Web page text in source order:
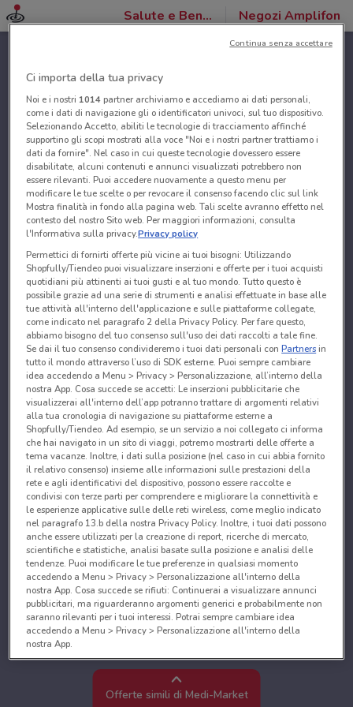
Salute e Benessere Negozi Amplifon
Offerte simili di Medi-Market
Ci importa della tua privacy
Noi e i nostri 1014partner archiviamo e accediamo ai dati personali,
come i dati di navigazione gli o identificatori univoci, sul tuo dispositivo.
Selezionando Accetto, abiliti le tecnologie di tracciamento affinché
supportino gli scopi mostrati alla voce "Noi e i nostri partner trattiamo i
dati da fornire". Nel caso in cui queste tecnologie dovessero essere
disabilitate, alcuni contenuti e annunci visualizzati potrebbero non
essere rilevanti. Puoi accedere nuovamente a questo menu per
modificare le tue scelte o per revocare il consenso facendo clic sul link
Mostra finalità in fondo alla pagina web. Tali scelte avranno effetto nel
contesto del nostro Sito web. Per maggiori informazioni, consulta
l'Informativa sulla privacy.Privacy policy
Permettici di fornirti offerte più vicine ai tuoi bisogni: Utilizzando
Shopfully/Tiendeo puoi visualizzare inserzioni e offerte per i tuoi acquisti
quotidiani più attinenti ai tuoi gusti e al tuo mondo. Tutto questo è
possibile grazie ad una serie di strumenti e analisi effettuate in base alle
tue attività all'interno dell'applicazione e sulle piattaforme collegate,
come indicato nel paragrafo 2 della Privacy Policy. Per fare questo,
abbiamo bisogno del tuo consenso sull'uso dei dati raccolti a tale fine.
Se dai il tuo consenso condivideremo i tuoi dati personali conPartnersin
tutto il mondo attraverso l’uso di SDK esterne. Puoi sempre cambiare
idea accedendo a Menu > Privacy > Personalizzazione, all’interno della
nostra App. Cosa succede se accetti: Le inserzioni pubblicitarie che
visualizzerai all'interno dell’app potranno trattare di argomenti relativi
alla tua cronologia di navigazione su piattaforme esterne a
Shopfully/Tiendeo. Ad esempio, se un servizio a noi collegato ci informa
che hai navigato in un sito di viaggi, potremo mostrarti delle offerte a
tema vacanze. Inoltre, i dati sulla posizione (nel caso in cui abbia fornito
il relativo consenso) insieme alle informazioni sulle prestazioni della
rete e agli identificativi del dispositivo, possono essere raccolte e
condivisi con terze parti per comprendere e migliorare la connettività e
le esperienze applicative sulle delle reti wireless, come meglio indicato
nel paragrafo 13.b della nostra Privacy Policy. Inoltre, i tuoi dati possono
anche essere utilizzati per la creazione di report, ricerche di mercato,
scientifiche e statistiche, analisi basate sulla posizione e analisi delle
tendenze. Puoi modificare le tue preferenze in qualsiasi momento
accedendo a Menu > Privacy > Personalizzazione all'interno della
nostra App. Cosa succede se rifiuti: Continuerai a visualizzare annunci
pubblicitari, ma riguarderanno argomenti generici e probabilmente non
saranno rilevanti per i tuoi interessi. Potrai sempre cambiare idea
accedendo a Menu > Privacy > Personalizzazione all'interno della
nostra App.
Noi e i nostri partner trattiamo i dati per fornire:
Utilizzare dati di geolocalizzazione precisi. Scansione attiva delle
caratteristiche del dispositivo ai fini dell’identificazione. Archiviare
Continua senza accettare